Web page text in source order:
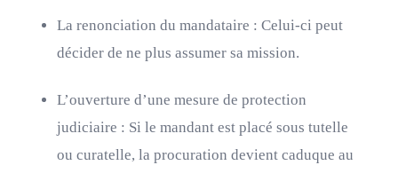
La renonciation du mandataire : Celui-ci peut
décider de ne plus assumer sa mission.
L’ouverture d’une mesure de protection
judiciaire : Si le mandant est placé sous tutelle
ou curatelle, la procuration devient caduque au